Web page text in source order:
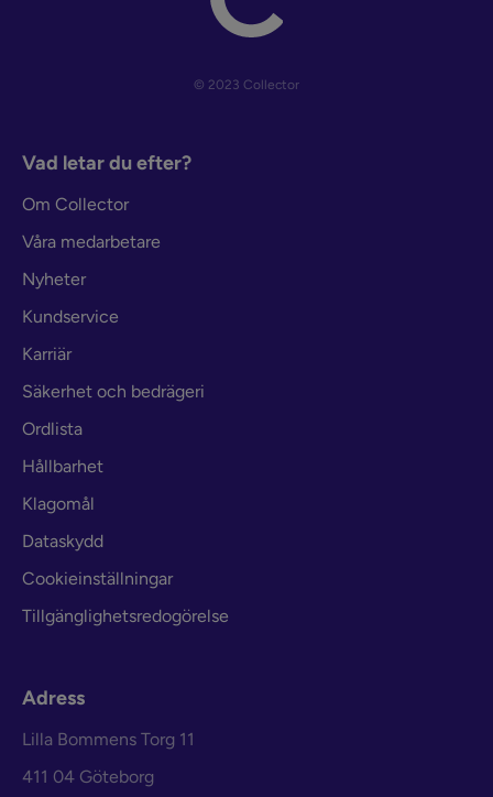
© 2023 Collector
Vad letar du efter?
Om Collector
Våra medarbetare
Nyheter
Kundservice
Karriär
Säkerhet och bedrägeri
Ordlista
Hållbarhet
Klagomål
Dataskydd
Cookieinställningar
Tillgänglighetsredogörelse
Adress
Lilla Bommens Torg 11
411 04 Göteborg